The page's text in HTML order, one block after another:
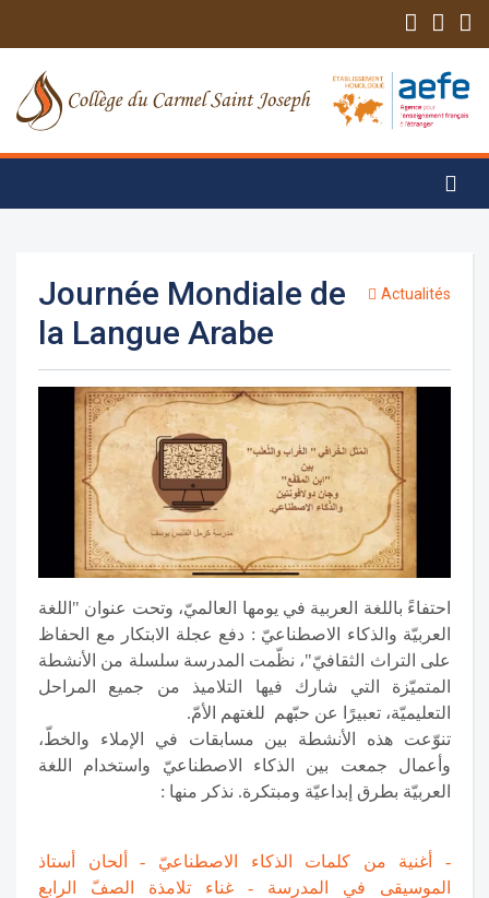
Journée Mondiale de
la Langue Arabe
Actualités
احتفاءً باللغة العربية في يومها العالميّ، وتحت عنوان "اللغة
العربيّة والذكاء الاصطناعيّ : دفع عجلة الابتكار مع الحفاظ
على التراث الثقافيّ"، نظّمت المدرسة سلسلة من الأنشطة
المتميّزة التي شارك فيها التلاميذ من جميع المراحل
التعليميّة، تعبيرًا عن حبّهم للغتهم الأمّ.
تنوّعت هذه الأنشطة بين مسابقات في الإملاء والخطّ،
وأعمال جمعت بين الذكاء الاصطناعيّ واستخدام اللغة
العربيّة بطرق إبداعيّة ومبتكرة. نذكر منها :
- أغنية من كلمات الذكاء الاصطناعيّ - ألحان أستاذ
الموسيقى في المدرسة - غناء تلامذة الصفّ الرابع